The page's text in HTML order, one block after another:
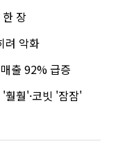
장
려 악화
출 92% 급증
훨'·코빗 '잠잠'